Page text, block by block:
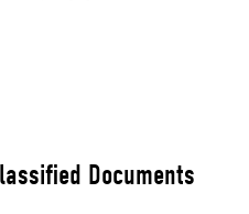
Documents